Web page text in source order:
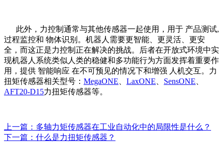
此外，力控制通常与其他传感器一起使用，用于 产品测试,
过程监控和 物体识别。机器人需要更智能、更灵活、更安
全，而这正是力控制正在解决的挑战。后者在开放式环境中实
现机器人系统类似人类的稳健和多功能行为方面发挥着重要作
用，提供 智能响应 在不可预见的情况下和增强 人机交互。力
扭矩传感器相关型号： MegaONE LaxONE SensONE
AFT20-D15力扭矩传感器等。
上一篇：多轴力矩传感器在工业自动化中的局限性是什么？
下一篇：什么是力扭矩传感器？